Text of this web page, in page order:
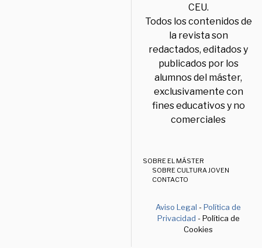
CEU.
Todos los contenidos de
la revista son
redactados, editados y
publicados por los
alumnos del máster,
exclusivamente con
fines educativos y no
comerciales
SOBRE EL MÁSTER
SOBRE CULTURA JOVEN
CONTACTO
Aviso Legal -Política de
Privacidad - Política de
Cookies